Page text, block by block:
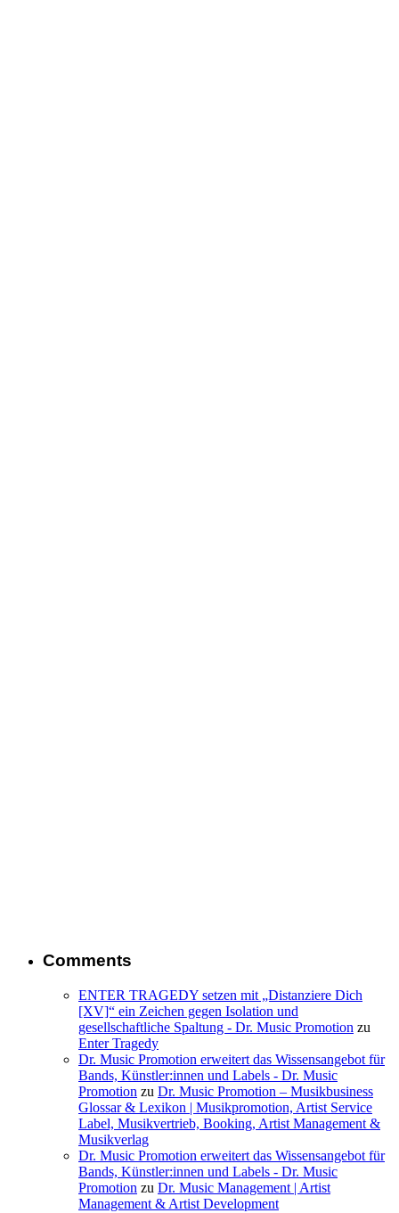
Comments
ENTER TRAGEDY setzen mit „Distanziere Dich
[XV]“ ein Zeichen gegen Isolation und
gesellschaftliche Spaltung - Dr. Music Promotion zu
Enter Tragedy
Dr. Music Promotion erweitert das Wissensangebot für
Bands, Künstler:innen und Labels - Dr. Music
Promotion zu Dr. Music Promotion – Musikbusiness
Glossar & Lexikon | Musikpromotion, Artist Service
Label, Musikvertrieb, Booking, Artist Management &
Musikverlag
Dr. Music Promotion erweitert das Wissensangebot für
Bands, Künstler:innen und Labels - Dr. Music
Promotion zu Dr. Music Management | Artist
Management & Artist Development